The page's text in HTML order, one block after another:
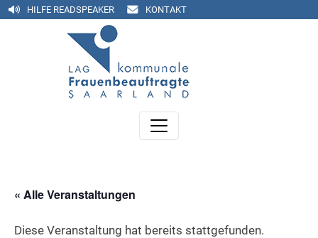
HILFE READSPEAKER KONTAKT
« Alle Veranstaltungen
Diese Veranstaltung hat bereits stattgefunden.